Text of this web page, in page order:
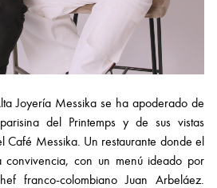
Joyería Messika se ha apoderado de
del Printemps y de sus vistas
Café Messika. Un restaurante donde el
con un menú ideado por
franco-colombiano Juan Arbeláez.